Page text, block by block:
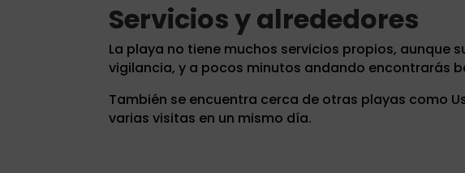
Servicios y alrededores
La playa no tiene muchos servicios propios, aunque
vigilancia, y a pocos minutos andando encontrarás
También se encuentra cerca de otras playas como
varias visitas en un mismo día.